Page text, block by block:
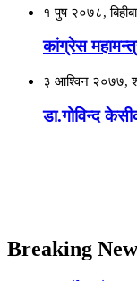
१ पुष २०७८,
कांग्रेस
३ आश्विन २०७७,
डा.गोविन्द
Breaking